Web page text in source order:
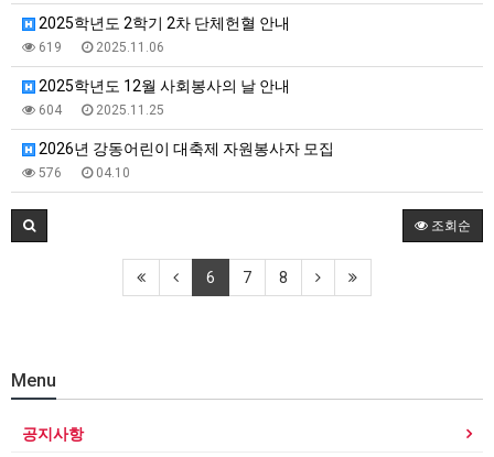
2025학년도 2학기 2차 단체헌혈 안내
619 2025.11.06
2025학년도 12월 사회봉사의 날 안내
604 2025.11.25
2026년 강동어린이 대축제 자원봉사자 모집
576 04.10
조회순
6 7 8
Menu
공지사항